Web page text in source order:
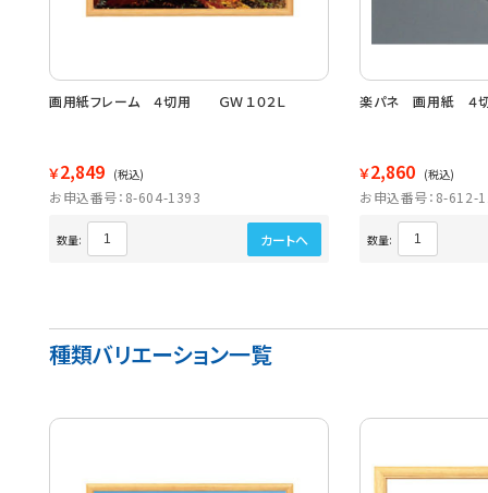
画用紙フレーム ４切用 ＧＷ１０２Ｌ
￥2,849 (税込)
お申込番号：8-604-1393
数量: カートへ
楽パネ 画用紙 ４
￥2,860 (税込)
お申込番号：8-612-
数量:
種類バリエーション一覧